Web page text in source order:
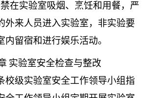
禁在实验室吸烟、烹饪和用餐，严
外来人员进入实验室，非实验要
内留宿和进行娱乐活动。
实验室安全检查与整改
校级实验室安全工作领导小组指